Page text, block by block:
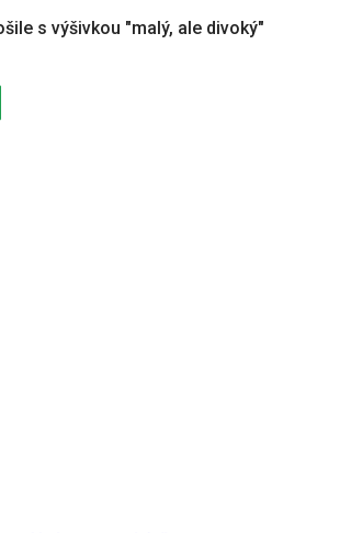
s výšivkou "malý, ale divoký"